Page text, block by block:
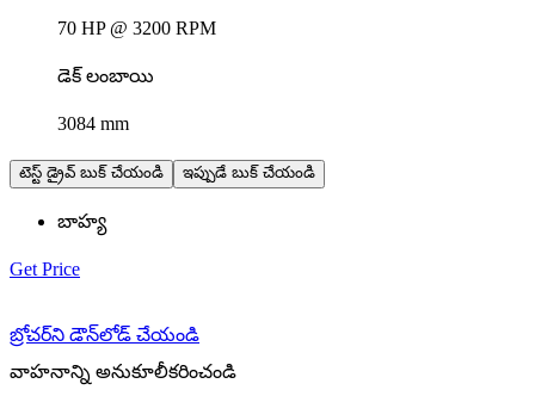
70 HP @ 3200 RPM
డెక్ లంబాయి
3084 mm
టెస్ట్ డ్రైవ్ బుక్ చేయండి ఇప్పుడే బుక్ చేయండి
బాహ్య
Get Price
బ్రోచర్‌ని డౌన్‌లోడ్ చేయండి
వాహనాన్ని అనుకూలీకరించండి